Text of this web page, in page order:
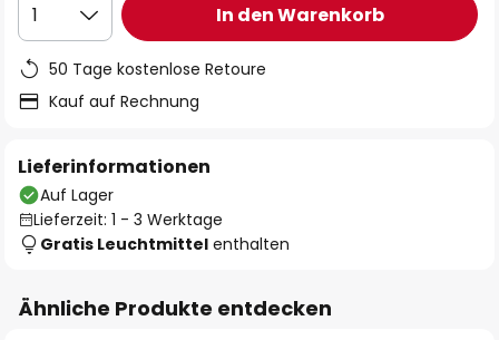
1 In den Warenkorb
50 Tage kostenlose Retoure
Kauf auf Rechnung
Lieferinformationen
Auf Lager
Lieferzeit: 1 - 3 Werktage
Gratis Leuchtmittel enthalten
Ähnliche Produkte entdecken